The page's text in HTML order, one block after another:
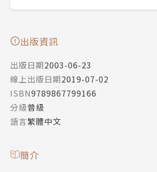
出版資訊
出版日期2003-06-23
線上出版日期2019-07-02
ISBN9789867799166
分級普級
語言繁體中文
簡介